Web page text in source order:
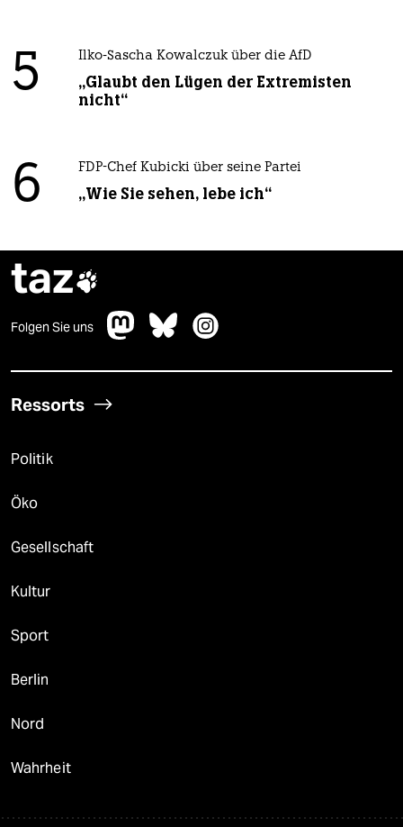
5 Ilko-Sascha Kowalczuk über die AfD
„Glaubt den Lügen der Extremisten
nicht“
6 FDP-Chef Kubicki über seine Partei
„Wie Sie sehen, lebe ich“
taz
Folgen Sie uns
Ressorts
Politik
Öko
Gesellschaft
Kultur
Sport
Berlin
Nord
Wahrheit